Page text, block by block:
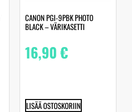
CANON PGI-9PBK PHOTO
BLACK – VÄRIKASETTI
16,90€
LISÄÄ OSTOSKORIIN